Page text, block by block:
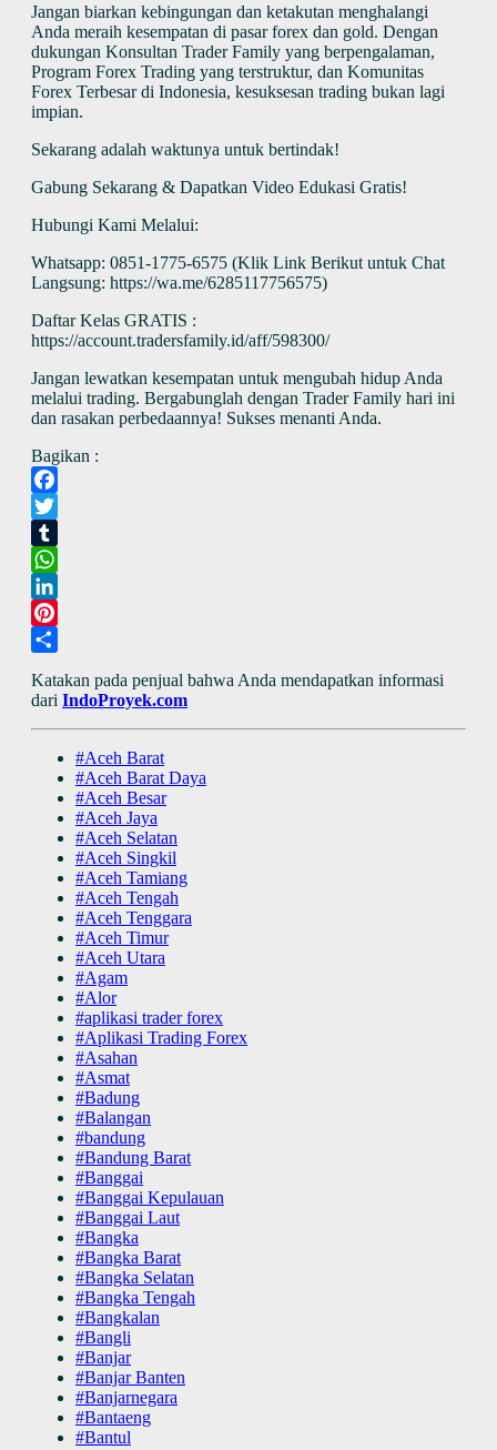
Jangan biarkan kebingungan dan ketakutan menghalangi
Anda meraih kesempatan di pasar forex dan gold. Dengan
dukungan Konsultan Trader Family yang berpengalaman,
Program Forex Trading yang terstruktur, dan Komunitas
Forex Terbesar di Indonesia, kesuksesan trading bukan lagi
impian.
Sekarang adalah waktunya untuk bertindak!
Gabung Sekarang & Dapatkan Video Edukasi Gratis!
Hubungi Kami Melalui:
Whatsapp: 0851-1775-6575 (Klik Link Berikut untuk Chat
Langsung: https://wa.me/6285117756575)
Daftar Kelas GRATIS :
https://account.tradersfamily.id/aff/598300/
Jangan lewatkan kesempatan untuk mengubah hidup Anda
melalui trading. Bergabunglah dengan Trader Family hari ini
dan rasakan perbedaannya! Sukses menanti Anda.
Bagikan :
Facebook
Twitter
Tumblr
WhatsApp
LinkedIn
Pinterest
Katakan pada penjual bahwa Anda mendapatkan informasi
dari IndoProyek.com
#Aceh Barat
#Aceh Barat Daya
#Aceh Besar
#Aceh Jaya
#Aceh Selatan
#Aceh Singkil
#Aceh Tamiang
#Aceh Tengah
#Aceh Tenggara
#Aceh Timur
#Aceh Utara
#Agam
#Alor
#aplikasi trader forex
#Aplikasi Trading Forex
#Asahan
#Asmat
#Badung
#Balangan
#bandung
#Bandung Barat
#Banggai
#Banggai Kepulauan
#Banggai Laut
#Bangka
#Bangka Barat
#Bangka Selatan
#Bangka Tengah
#Bangkalan
#Bangli
#Banjar
#Banjar Banten
#Banjarnegara
#Bantaeng
#Bantul